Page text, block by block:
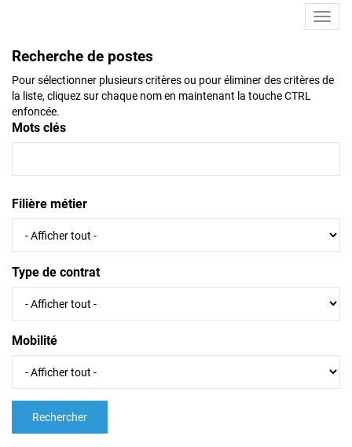
Recherche de postes
Pour sélectionner plusieurs critères ou pour éliminer des critères de
la liste, cliquez sur chaque nom en maintenant la touche CTRL
enfoncée.
Mots clés
Filière métier
Type de contrat
Mobilité
Rechercher